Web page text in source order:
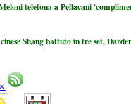
telefona a Pellacani
Shang battuto in tre set,